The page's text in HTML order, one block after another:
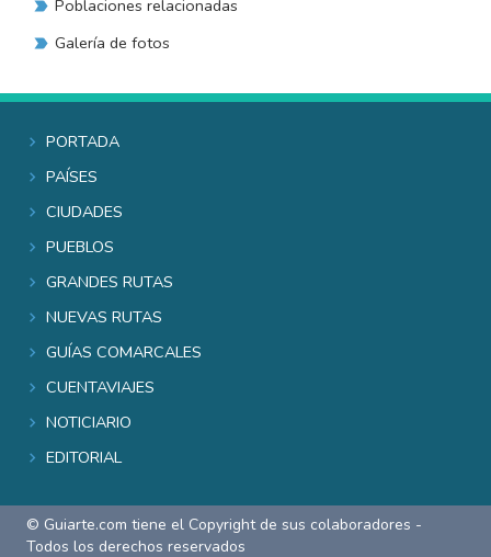
Poblaciones relacionadas
Galería de fotos
Portada
Países
Ciudades
Pueblos
Grandes rutas
Nuevas rutas
Guías comarcales
Cuentaviajes
Noticiario
Editorial
© Guiarte.com tiene el Copyright de sus colaboradores -
Todos los derechos reservados